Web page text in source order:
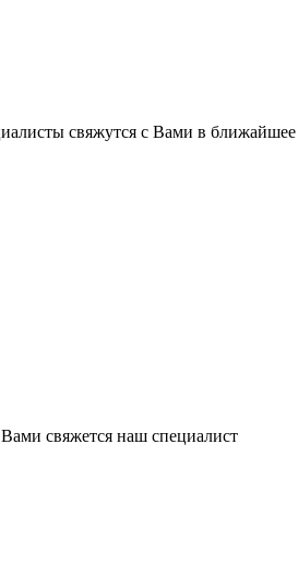
свяжутся с Вами в
свяжется наш специалист